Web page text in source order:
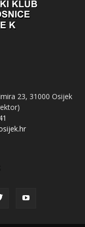
23, 31000 Osijek